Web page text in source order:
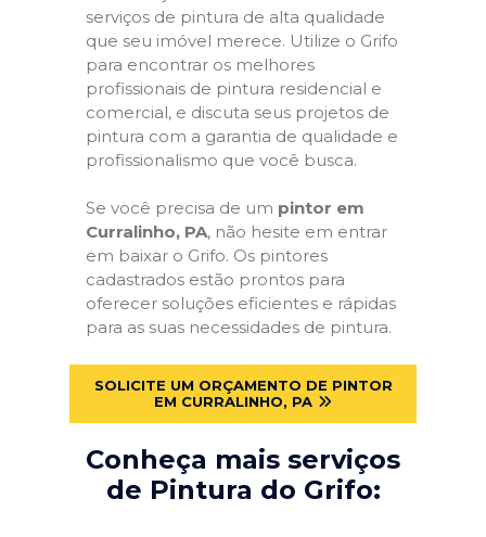
serviços de pintura de alta qualidade
que seu imóvel merece. Utilize o Grifo
para encontrar os melhores
profissionais de pintura residencial e
comercial, e discuta seus projetos de
pintura com a garantia de qualidade e
profissionalismo que você busca.
Se você precisa de um pintor em
Curralinho, PA, não hesite em entrar
em baixar o Grifo. Os pintores
cadastrados estão prontos para
oferecer soluções eficientes e rápidas
para as suas necessidades de pintura.
SOLICITE UM ORÇAMENTO DE PINTOR
EM CURRALINHO, PA
Conheça mais serviços
de Pintura do Grifo: